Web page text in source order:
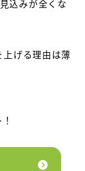
込みが全くな
げる理由は薄